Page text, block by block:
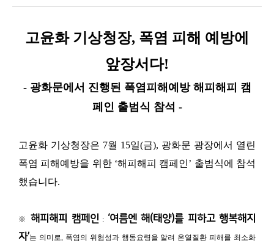
고윤화 기상청장, 폭염 피해 예방에
앞장서다!
- 광화문에서 진행된 폭염피해예방 해피해피 캠
페인 출범식 참석 -
고윤화 기상청장은 7월 15일(금), 광화문 광장에서 열린
폭염 피해예방을 위한 ‘해피해피 캠페인’ 출범식에 참석
했습니다.
※ 해피해피 캠페인 : ‘여름엔 해(태양)를 피하고 행복해지
자’는 의미로, 폭염의 위험성과 행동요령을 알려 온열질환 피해를 최소화